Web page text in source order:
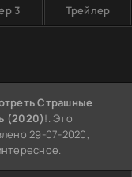
3 Трейлер
Страшные
(2020)!. Это
29-07-2020,